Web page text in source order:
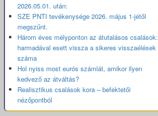
2026.05.01. után:
SZE PNTI tevékenysége 2026. május 1-jétől
megszűnt.
Három éves mélyponton az átutalásos csalások:
harmadával esett vissza a sikeres visszaélések
száma
Hol nyiss most eurós számlát, amikor ilyen
kedvező az átváltás?
Realisztikus csalások kora – befektetői
nézőpontból